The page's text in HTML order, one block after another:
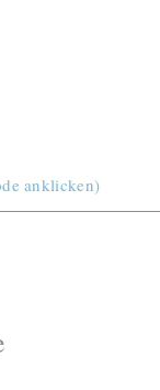
anklicken)